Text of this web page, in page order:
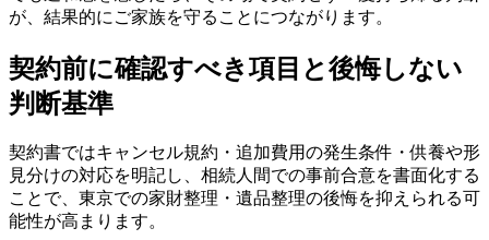
が、結果的にご家族を守ることにつながります。
契約前に確認すべき項目と後悔しない
判断基準
契約書ではキャンセル規約・追加費用の発生条件・供養や形
見分けの対応を明記し、相続人間での事前合意を書面化する
ことで、東京での家財整理・遺品整理の後悔を抑えられる可
能性が高まります。